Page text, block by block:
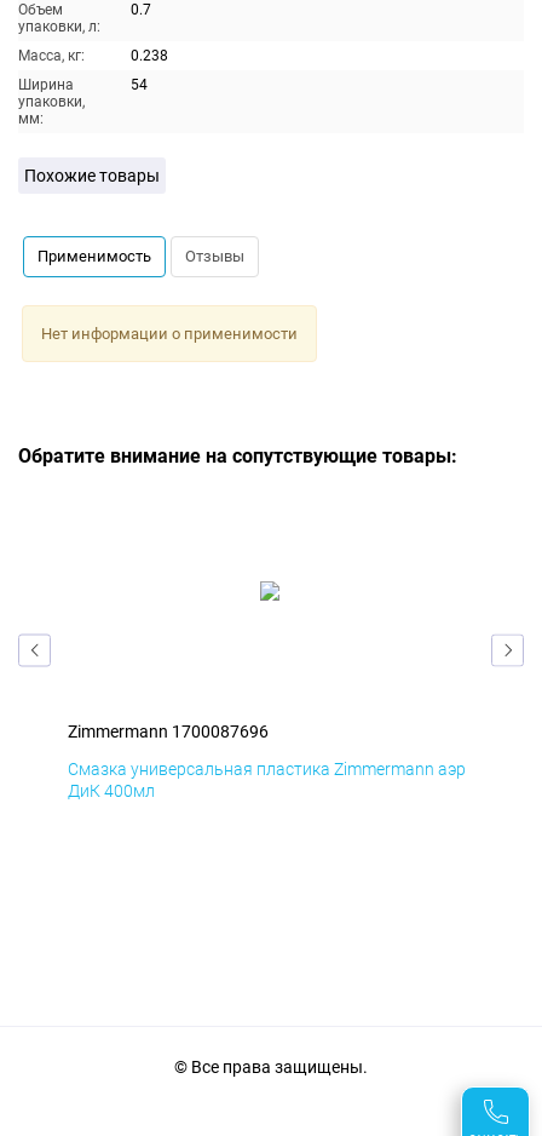
Объем
упаковки, л:
0.7
Масса, кг:
0.238
Ширина
упаковки,
мм:
54
Похожие товары
Применимость Отзывы
Нет информации о применимости
Обратите внимание на сопутствующие товары:
Zimmermann 1700087696
Смазка универсальная пластика Zimmermann аэр
ДиК 400мл
© Все права защищены.